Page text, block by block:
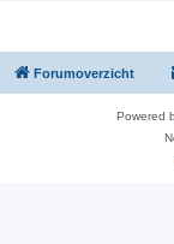
Forumoverzicht
Powered